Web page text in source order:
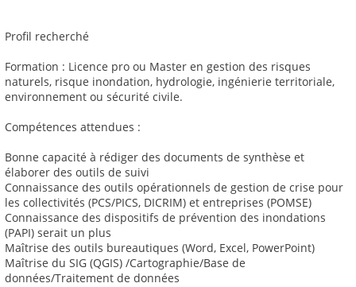
Profil recherché
Formation : Licence pro ou Master en gestion des risques
naturels, risque inondation, hydrologie, ingénierie territoriale,
environnement ou sécurité civile.
Compétences attendues :
Bonne capacité à rédiger des documents de synthèse et
élaborer des outils de suivi
Connaissance des outils opérationnels de gestion de crise pour
les collectivités (PCS/PICS, DICRIM) et entreprises (POMSE)
Connaissance des dispositifs de prévention des inondations
(PAPI) serait un plus
Maîtrise des outils bureautiques (Word, Excel, PowerPoint)
Maîtrise du SIG (QGIS) /Cartographie/Base de
données/Traitement de données